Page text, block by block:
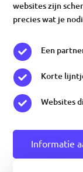
websites zijn
precies wat je
 Een
 Korte
 Websites
Informatie